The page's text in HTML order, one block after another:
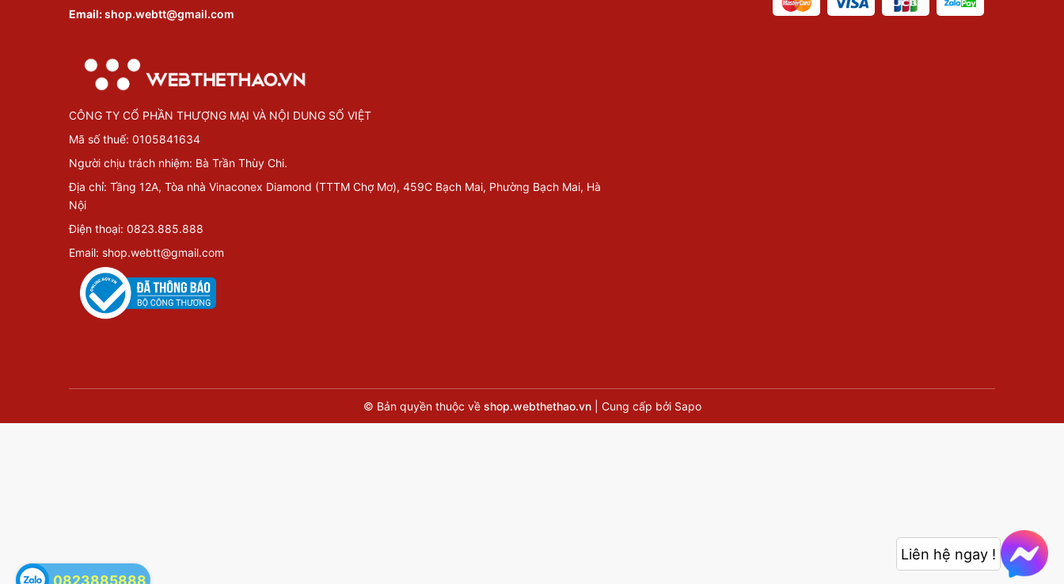
Email:shop.webtt@gmail.com
CÔNG TY CỔ PHẦN THƯỢNG MẠI VÀ NỘI DUNG SỐ VIỆT
Mã số thuế: 0105841634
Người chịu trách nhiệm: Bà Trần Thùy Chi.
Địa chỉ: Tầng 12A, Tòa nhà Vinaconex Diamond (TTTM Chợ Mơ), 459C Bạch Mai, Phường Bạch Mai, Hà
Nội
Điện thoại: 0823.885.888
Email: shop.webtt@gmail.com
© Bản quyền thuộc về shop.webthethao.vn Cung cấp bởi Sapo
0823885888
Liên hệ ngay !